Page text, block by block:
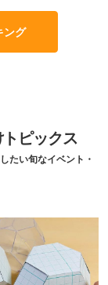
ング
ピックス
たい旬なイベント・